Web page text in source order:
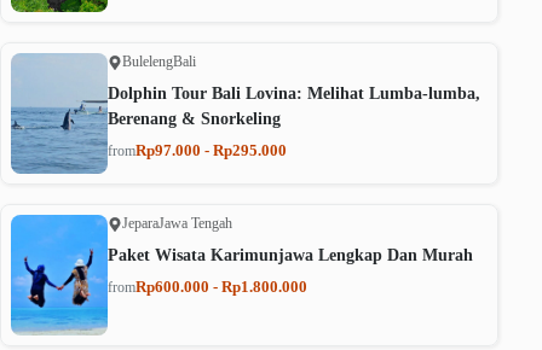
BulelengBali
Dolphin Tour Bali Lovina: Melihat Lumba-lumba,
Berenang & Snorkeling
fromRp97.000 - Rp295.000
JeparaJawa Tengah
Paket Wisata Karimunjawa Lengkap Dan Murah
fromRp600.000 - Rp1.800.000